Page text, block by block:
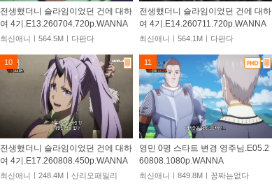
전생했더니 슬라임이었던 건에 대하
여 4기.E13.260704.720p.WANNA
최신애니ㅣ564.5Mㅣ다판다
전생했더니 슬라임이었던 건에 대하
여 4기.E14.260711.720p.WANNA
최신애니ㅣ564.1Mㅣ다판다
10
전생했더니 슬라임이었던 건에 대하
여 4기.E17.260808.450p.WANNA
최신애니ㅣ248.4Mㅣ산리오패밀리
11
영민 0명 스타트 변경 영주님.E05.2
60808.1080p.WANNA
최신애니ㅣ849.8Mㅣ꽁짜는없다